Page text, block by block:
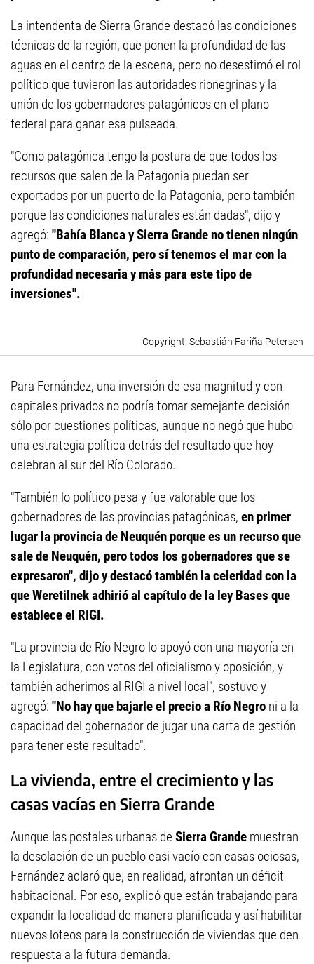
La intendenta de Sierra Grande destacó las condiciones
técnicas de la región, que ponen la profundidad de las
aguas en el centro de la escena, pero no desestimó el rol
político que tuvieron las autoridades rionegrinas y la
unión de los gobernadores patagónicos en el plano
federal para ganar esa pulseada.
"Como patagónica tengo la postura de que todos los
recursos que salen de la Patagonia puedan ser
exportados por un puerto de la Patagonia, pero también
porque las condiciones naturales están dadas", dijo y
agregó: "Bahía Blanca y Sierra Grande no tienen ningún
punto de comparación, pero sí tenemos el mar con la
profundidad necesaria y más para este tipo de
inversiones".
Sebastián Fariña Petersen
Para Fernández, una inversión de esa magnitud y con
capitales privados no podría tomar semejante decisión
sólo por cuestiones políticas, aunque no negó que hubo
una estrategia política detrás del resultado que hoy
celebran al sur del Río Colorado.
"También lo político pesa y fue valorable que los
gobernadores de las provincias patagónicas, en primer
lugar la provincia de Neuquén porque es un recurso que
sale de Neuquén, pero todos los gobernadores que se
expresaron", dijo y destacó también la celeridad con la
que Weretilnek adhirió al capítulo de la ley Bases que
establece el RIGI.
"La provincia de Río Negro lo apoyó con una mayoría en
la Legislatura, con votos del oficialismo y oposición, y
también adherimos al RIGI a nivel local", sostuvo y
agregó: "No hay que bajarle el precio a Río Negro ni a la
capacidad del gobernador de jugar una carta de gestión
para tener este resultado".
La vivienda, entre el crecimiento y las
casas vacías en Sierra Grande
Aunque las postales urbanas de Sierra Grande muestran
la desolación de un pueblo casi vacío con casas ociosas,
Fernández aclaró que, en realidad, afrontan un déficit
habitacional. Por eso, explicó que están trabajando para
expandir la localidad de manera planificada y así habilitar
nuevos loteos para la construcción de viviendas que den
respuesta a la futura demanda.